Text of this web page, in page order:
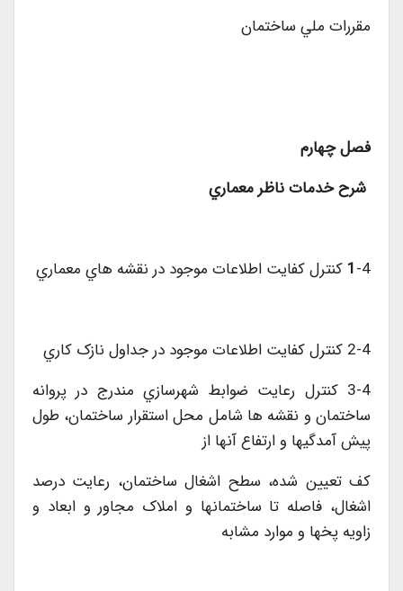
مقررات ملي ساختمان
فصل چهارم
شرح خدمات ناظر معماري
1-4 کنترل کفايت اطلاعات موجود در نقشه هاي معماري
2-4 کنترل کفايت اطلاعات موجود در جداول نازک کاري
3-4 کنترل رعايت ضوابط شهرسازي مندرج در پروانه
ساختمان و نقشه ها شامل محل استقرار ساختمان، طول
پيش آمدگيها و ارتفاع آنها از
کف تعيين شده، سطح اشغال ساختمان، رعايت درصد
اشغال، فاصله تا ساختمانها و املاک مجاور و ابعاد و
زاويه پخها و موارد مشابه